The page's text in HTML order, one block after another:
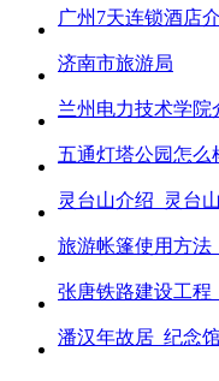
广州7天连锁酒店
济南市旅游局
兰州电力技术学院
五通灯塔公园怎么
灵台山介绍_灵台
旅游帐篷使用方法
张唐铁路建设工程
潘汉年故居_纪念